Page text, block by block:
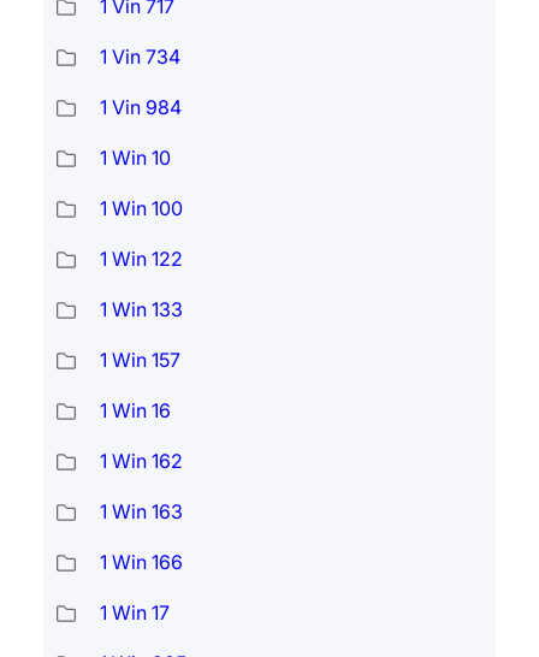
1 Vin 717
1 Vin 734
1 Vin 984
1 Win 10
1 Win 100
1 Win 122
1 Win 133
1 Win 157
1 Win 16
1 Win 162
1 Win 163
1 Win 166
1 Win 17